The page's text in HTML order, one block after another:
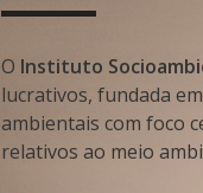
O Instituto
lucrativos, fundada
ambientais com foco
relativos ao meio